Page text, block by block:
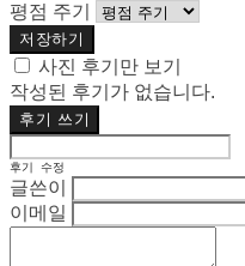
평점 주기
저장하기
사진 후기만 보기
작성된 후기가 없습니다.
후기 쓰기
후기 수정
글쓴이
이메일